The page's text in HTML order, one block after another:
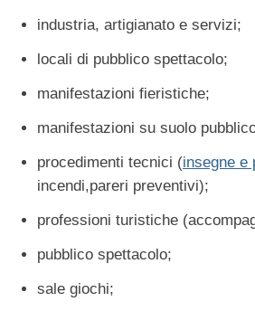
industria, artigianato e servizi;
locali di pubblico spettacolo;
manifestazioni fieristiche;
manifestazioni su suolo
procedimenti tecnici (insegne e
incendi,pareri preventivi);
professioni turistiche
pubblico spettacolo;
sale giochi;